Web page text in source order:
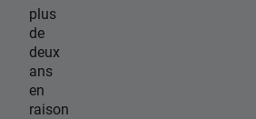
plus
de
deux
ans
en
raison